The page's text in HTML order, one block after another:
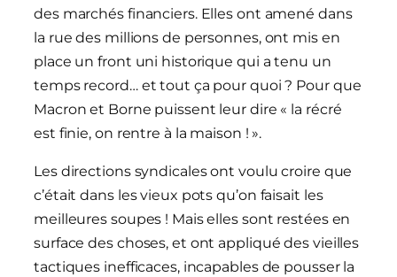
des marchés financiers. Elles ont amené dans
la rue des millions de personnes, ont mis en
place un front uni historique qui a tenu un
temps record… et tout ça pour quoi ? Pour que
Macron et Borne puissent leur dire « la récré
est finie, on rentre à la maison ! ».
Les directions syndicales ont voulu croire que
c’était dans les vieux pots qu’on faisait les
meilleures soupes ! Mais elles sont restées en
surface des choses, et ont appliqué des vieilles
tactiques inefficaces, incapables de pousser la